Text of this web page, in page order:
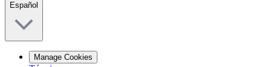
Español
Manage Cookies